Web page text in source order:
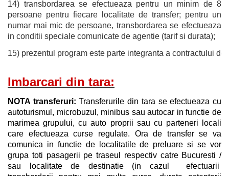
14) transbordarea se efectueaza pentru un minim de 8
persoane pentru fiecare localitate de transfer; pentru un
numar mai mic de persoane, transbordarea se efectueaza
in conditii speciale comunicate de agentie (tarif si durata);
15) prezentul program este parte integranta a contractului
Imbarcari din tara:
NOTA transferuri: Transferurile din tara se efectueaza cu
autoturismul, microbuzul, minibus sau autocar in functie de
marimea grupului, cu auto proprii sau cu parteneri locali
care efectueaza curse regulate. Ora de transfer se va
comunica in functie de localitatile de preluare si se vor
grupa toti pasagerii pe traseul respectiv catre Bucuresti /
sau localitate de destinatie (in cazul efectuarii